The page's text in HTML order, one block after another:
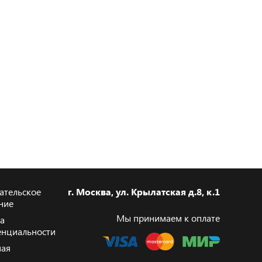
г. Москва, ул. Крылатская д.8, к.1
Мы принимаем к оплате